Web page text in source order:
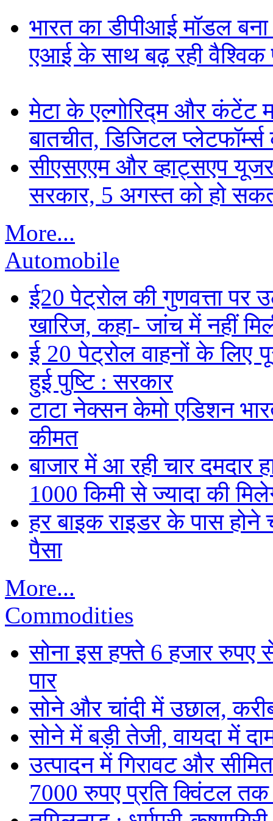
भारत का डीपीआई मॉडल
एआई के साथ बढ़ रही वैश्विक
मेटा के एल्गोरिद्म और कंटेंट
बातचीत, डिजिटल प्लेटफॉर्म्स
सीएसएएम और व्हाट्सएप
सरकार, 5 अगस्त को हो
More...
Automobile
ई20 पेट्रोल की गुणवत्ता पर
खारिज, कहा- जांच में नहीं
ई 20 पेट्रोल वाहनों के लिए
हुई पुष्टि : सरकार
टाटा नेक्सन केमो एडिशन
कीमत
बाजार में आ रही चार दमदार
1000 किमी से ज्यादा की
हर बाइक राइडर के पास होने
पैसा
More...
Commodities
सोना इस हफ्ते 6 हजार
पार
सोने और चांदी में उछाल,
सोने में बड़ी तेजी, वायदा में
उत्पादन में गिरावट और
7000 रुपए प्रति क्विंटल